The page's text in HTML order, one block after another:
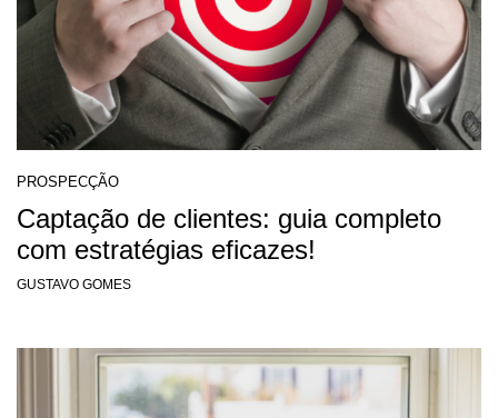
PROSPECÇÃO
Captação de clientes: guia completo
com estratégias eficazes!
GUSTAVO GOMES